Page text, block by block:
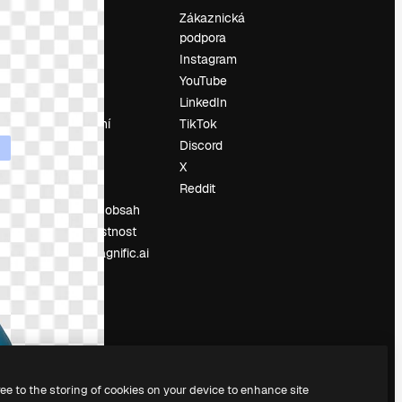
O nás
Kariéra
vyhledávání
Blog
Události
Slidesgo
Prodávejte obsah
Tisková místnost
Hledáte magnific.ai
Zákaznická
podpora
Instagram
YouTube
LinkedIn
TikTok
Discord
X
Reddit
to the storing of cookies on your device to enhance site